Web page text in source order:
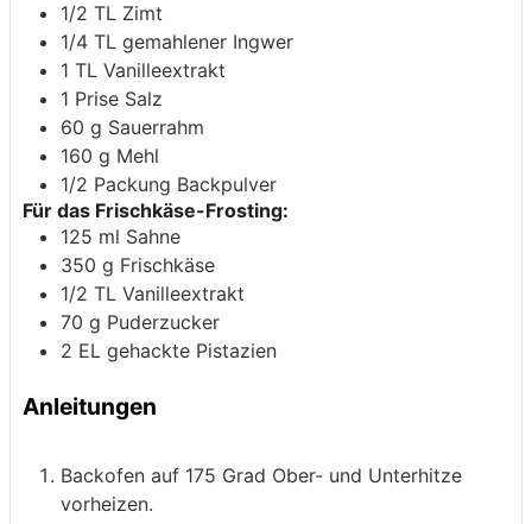
1/2 TL Zimt
1/4 TL gemahlener Ingwer
1 TL Vanilleextrakt
1 Prise Salz
60 g Sauerrahm
160 g Mehl
1/2 Packung Backpulver
Für das Frischkäse-Frosting:
125 ml Sahne
350 g Frischkäse
1/2 TL Vanilleextrakt
70 g Puderzucker
2 EL gehackte Pistazien
Anleitungen
Backofen auf 175 Grad Ober- und Unterhitze
vorheizen.